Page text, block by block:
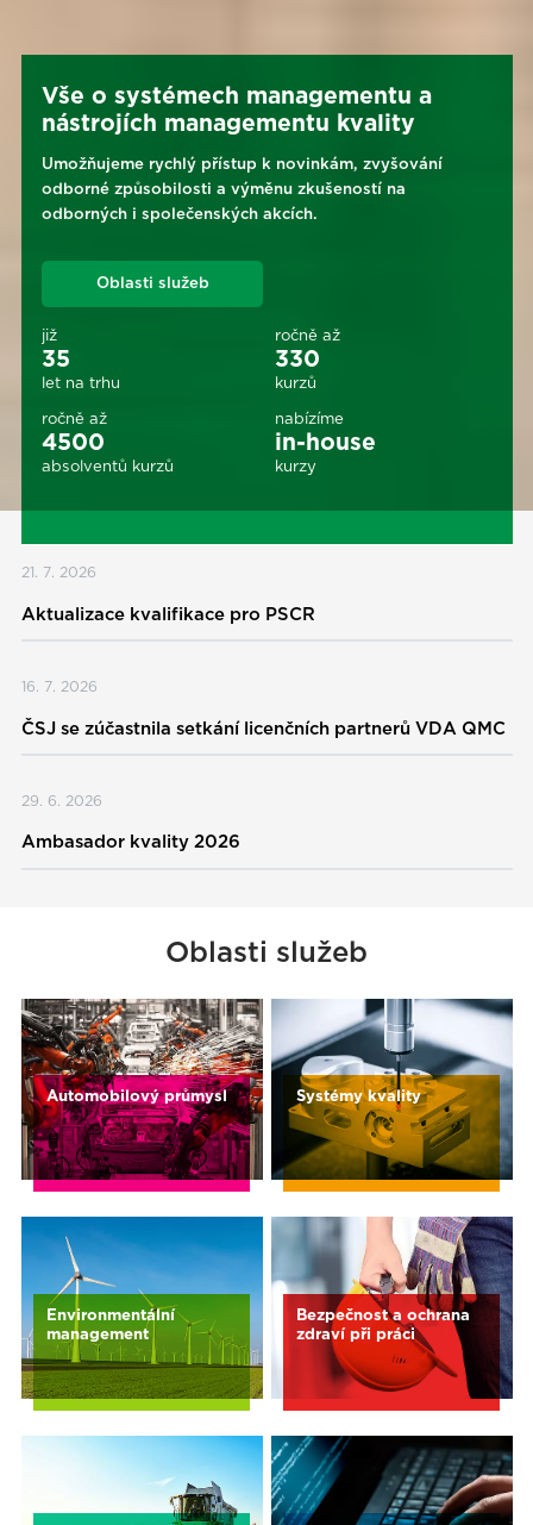
Vše o systémech managementu a
nástrojích managementu kvality
Umožňujeme rychlý přístup k novinkám, zvyšování
odborné způsobilosti a výměnu zkušeností na
odborných i společenských akcích.
Oblasti služeb
již
35
let na trhu
ročně až
330
kurzů
ročně až
4500
absolventů kurzů
nabízíme
in-house
kurzy
21. 7. 2026
Aktualizace kvalifikace pro PSCR
16. 7. 2026
ČSJ se zúčastnila setkání licenčních partnerů VDA QMC
29. 6. 2026
Ambasador kvality 2026
Oblasti služeb
Automobilový průmysl Systémy kvality
Environmentální
management
Bezpečnost a ochrana
zdraví při práci